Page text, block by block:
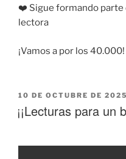
❤️ Sigue formando parte
lectora
¡Vamos a por los 40.000!
10 DE OCTUBRE DE 2025
¡¡Lecturas para un